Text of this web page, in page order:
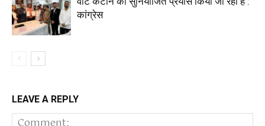
कांग्रेस
LEAVE A REPLY